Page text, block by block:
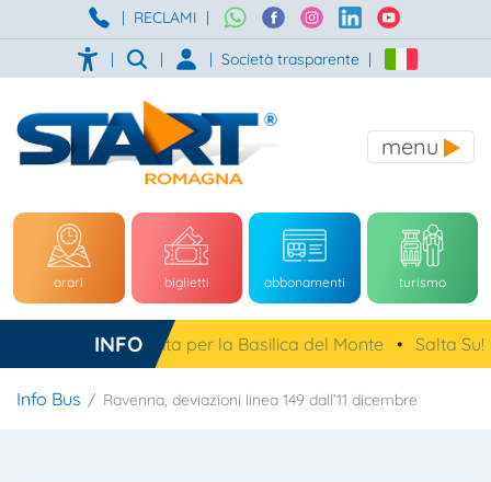
| RECLAMI |
| | | Società trasparente |
menu
orari biglietti abbonamenti turismo
INFO
navetta gratuita per la Basilica del Monte • Salta Su! •
Info Bus Ravenna, deviazioni linea 149 dall’11 dicembre